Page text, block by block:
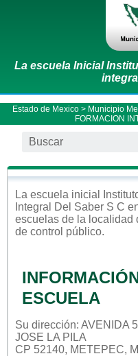
La escuela Inicial
Estado de Mexico > Municipio
FORMACION
La escuela inicial
Integral Del Saber S C
escuelas de la localidad
de control público.
ESCUELA
Su dirección: AVENIDA
JOSE LA PILA
CP 52140, METEPEC,